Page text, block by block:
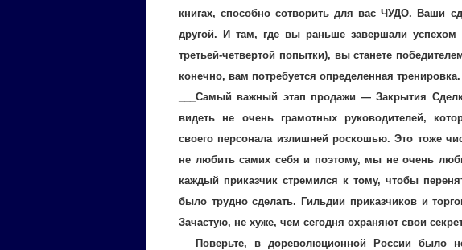
книгах, способно сотворить для вас ЧУДО. Ваши
другой. И там, где вы раньше завершали
третьей-четвертой попытки), вы станете
конечно, вам потребуется определенная тренировка.
___Самый важный этап продажи — Закрытия
видеть не очень грамотных руководителей,
своего персонала излишней роскошью. Это тоже
не любить самих себя и поэтому, мы не очень
каждый приказчик стремился к тому, чтобы
было трудно сделать. Гильдии приказчиков и
Зачастую, не хуже, чем сегодня охраняют свои
___Поверьте, в дореволюционной России было